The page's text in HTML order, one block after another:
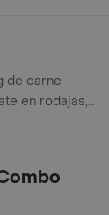
de carne
en rodajas,
salsa